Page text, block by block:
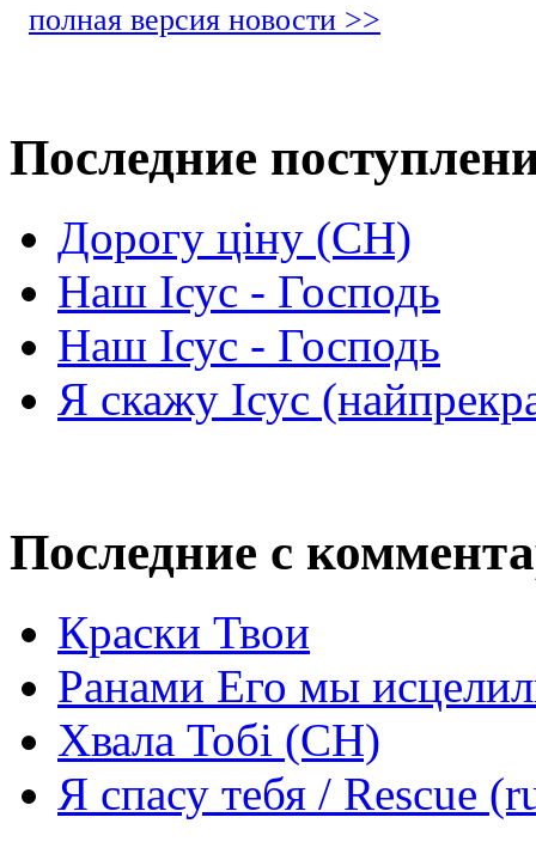
полная версия новости >>
Последние
Дорогу ціну (СН)
Наш Ісус - Господь
Наш Ісус - Господь
Я скажу Ісус
Последние с
Краски Твои
Ранами Его мы
Хвала Тобі (СН)
Я спасу тебя / Rescue